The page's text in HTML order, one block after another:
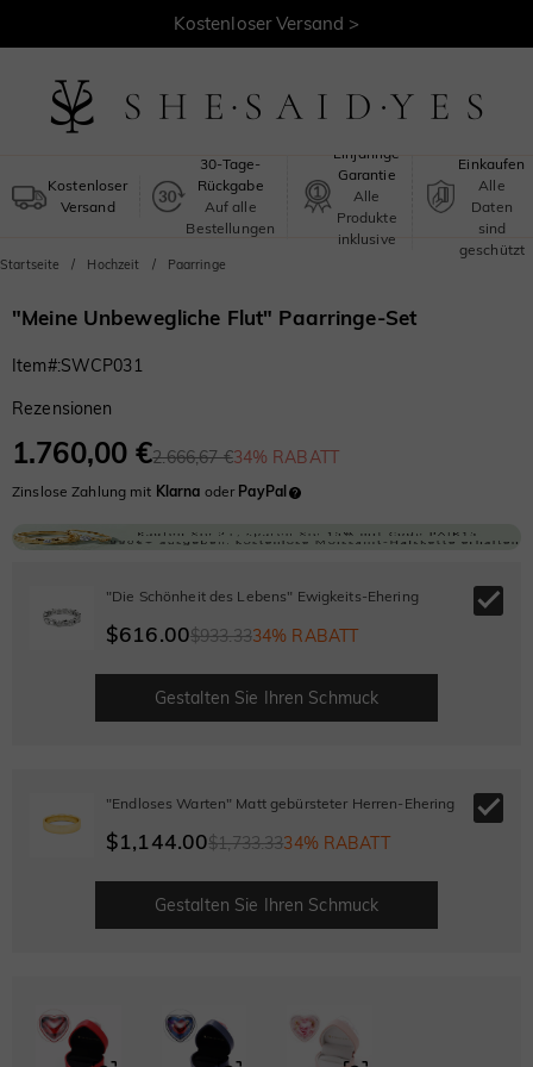
Kostenloser Versand >
Kostenloser
Versand
30-Tage-
Rückgabe
Auf alle
Bestellungen
Einjährige
Garantie
Alle
Produkte
inklusive
Einkaufen
Alle
Daten
sind
geschützt
Startseite Hochzeit Paarringe
"Meine Unbewegliche Flut" Paarringe-Set
Item#:SWCP031
Rezensionen
1.760,00 €2.666,67 €34% RABATT
Zinslose Zahlung mit Klarna oder PayPal
"Die Schönheit des Lebens" Ewigkeits-Ehering
$616.00$933.3334% RABATT
Gestalten Sie Ihren Schmuck
"Endloses Warten" Matt gebürsteter Herren-Ehering
$1,144.00$1,733.3334% RABATT
Gestalten Sie Ihren Schmuck